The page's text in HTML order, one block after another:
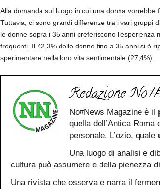
Alla domanda sul luogo in cui una donna vorrebbe
Tuttavia, ci sono grandi differenze tra i vari gruppi
le donne sopra i 35 anni preferiscono l’esperienza
frequenti. Il 42,3% delle donne fino a 35 anni si è
sperimentare nella loro vita sentimentale (27,4%).
Redazione
No#News Magazine è il
quella dell’Antica Roma
personale. L’ozio, quale
Una luogo di analisi e
cultura può assumere e della pienezza
Una rivista che osserva e narra il